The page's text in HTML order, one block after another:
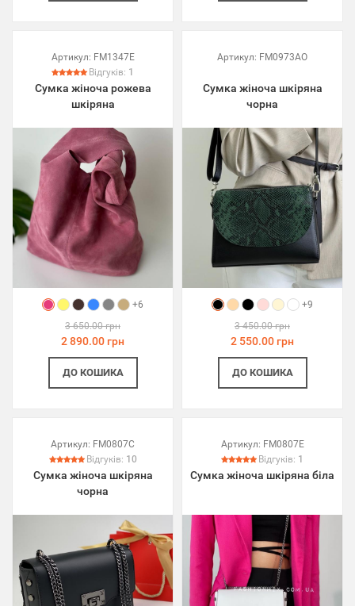
Артикул: FM1347E
Відгуків: 1
Сумка жіноча рожева
шкіряна
+6
3 650.00 грн
2 890.00 грн
ДО КОШИКА
Артикул: FM0973AO
Сумка жіноча шкіряна
чорна
+9
3 450.00 грн
2 550.00 грн
ДО КОШИКА
Артикул: FM0807C
Відгуків: 10
Сумка жіноча шкіряна
чорна
Артикул: FM0807E
Відгуків: 1
Сумка жіноча шкіряна біла